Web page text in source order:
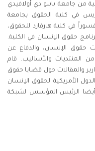
من جامعة بابلو دي أولافيدي
في كلية الحقوق بجامعة
قبله بروفسوراً في كلية هارفارد للحقوق،
حقوق الإنسان في الكلية.
حقوق الإنسان، والدفاع عن
المنتديات والأساليب. قام
والمقالات حول قضايا حقوق
الأمريكية لحقوق الإنسان
ورئيسًا لها (2016-2017).وهو أيضا الرئيس المؤسس لشبكة